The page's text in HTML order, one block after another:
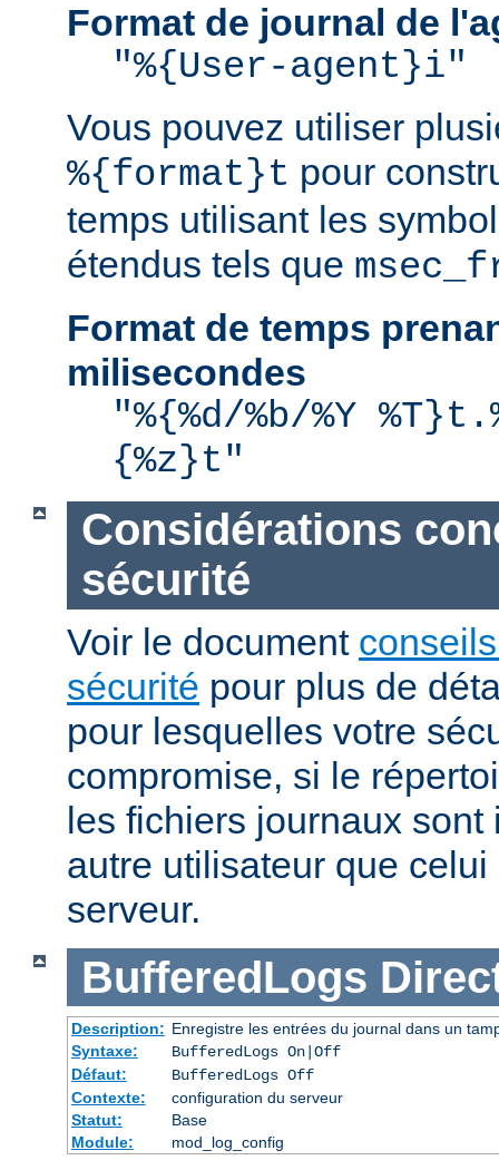
Format de journal de
"%{User-agent}i"
Vous pouvez utiliser
%{format}t pour
temps utilisant les
étendus tels que
Format de temps
milisecondes
"%{%d/%b/%Y
{%z}t"
Considérations
sécurité
Voir le document
sécurité pour plus de
pour lesquelles votre
compromise, si le
les fichiers journaux
autre utilisateur que
serveur.
BufferedLogs
Description: Enregistre les entrées du journal dans un
Syntaxe:
BufferedLogs On|Off
Défaut:
BufferedLogs Off
Contexte:
configuration du serveur
Statut:
Base
Module:
mod_log_config